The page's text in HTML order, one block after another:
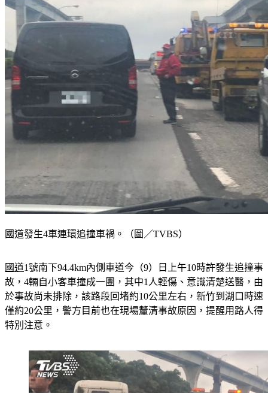
故，4輛自小客車撞成一團，其中1人輕傷、意識清楚送醫，由
於事故尚未排除，該路段回堵約10公里左右，新竹到湖口時速
僅約20公里，警方目前也在現場釐清事故原因，提醒用路人得
特別注意。